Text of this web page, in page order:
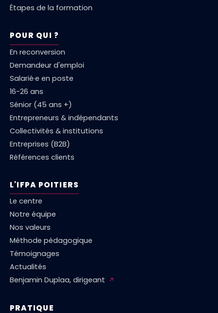
Étapes de la formation
POUR QUI ?
En reconversion
Demandeur d'emploi
Salarié·e en poste
16-26 ans
Sénior (45 ans +)
Entrepreneurs & indépendants
Collectivités & institutions
Entreprises (B2B)
Références clients
L'IFPA POITIERS
Le centre
Notre équipe
Nos valeurs
Méthode pédagogique
Témoignages
Actualités
Benjamin Duplaa, dirigeant ↗
PRATIQUE